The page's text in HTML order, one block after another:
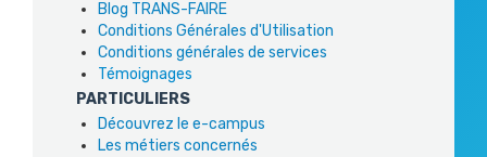
Blog TRANS-FAIRE
Conditions Générales d'Utilisation
Conditions générales de services
Témoignages
PARTICULIERS
Découvrez le e-campus
Les métiers concernés